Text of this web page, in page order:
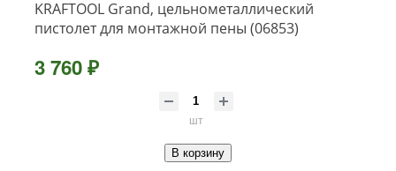
KRAFTOOL Grand, цельнометаллический
пистолет для монтажной пены (06853)
3 760 ₽
шт
В корзину